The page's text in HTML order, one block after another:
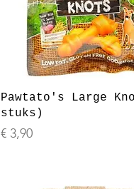
Pawtato's Large
stuks)
Prijs
€ 3,90